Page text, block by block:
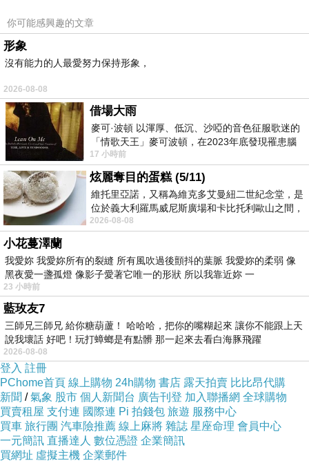
燃了香菸 飲了思念
飄散的煙與妳的粉紅思念
<圖片感謝Claire提供>
小野貓
2011-04-10 22:06:54
手裡的煙
和思念
你可能感興趣的文章
形象
沒有能力的人最愛努力保持形象，
2026-08-08
借場大雨
麥可·波頓 以渾厚、低沉、沙啞的音色征服歌迷的
「情歌天王」麥可波頓，在2023年底發現罹患腦
瘤「祈禱早日康復，一切都好」。
17 小時前
炫麗奪目的蛋糕 (5/11)
維托里亞諾，又稱為維克多艾曼紐二世紀念堂，是
位於義大利羅馬威尼斯廣場和卡比托利歐山之間，
用以紀念統一義大利統一後的的第一位國
2026-08-08
小花蔓澤蘭
我愛妳 我愛妳所有的裂縫 所有風吹過後顫抖的葉脈 我愛妳的柔弱 像
黑夜愛一盞孤燈 像影子愛著它唯一的形狀 所以我靠近妳 一
23 小時前
藍玫友7
三師兄三師兄 給你糖葫蘆！ 哈哈哈，把你的嘴糊起來 讓你不能跟上天
說我壞話 好吧！玩打蟑螂是有點髒 那一起來去看白海豚飛躍
2026-08-08
登入 註冊
PChome首頁 線上購物 24h購物 書店 露天拍賣 比比昂代購
新聞 /氣象 股市 個人新聞台 廣告刊登 加入聯播網 全球購物
買賣租屋 支付連 國際連 Pi 拍錢包 旅遊 服務中心
買車 旅行團 汽車險推薦 線上麻將 雜誌 星座命理 會員中心
一元簡訊 直播達人 數位憑證 企業簡訊
買網址 虛擬主機 企業郵件